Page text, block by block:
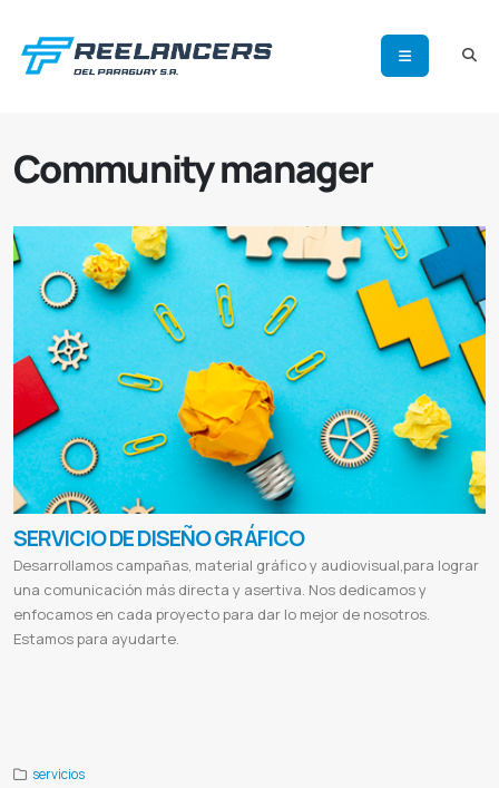
Community manager
SERVICIO DE DISEÑO GRÁFICO
Desarrollamos campañas, material gráfico y audiovisual,para lograr
una comunicación más directa y asertiva. Nos dedicamos y
enfocamos en cada proyecto para dar lo mejor de nosotros.
Estamos para ayudarte.
servicios